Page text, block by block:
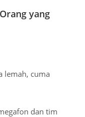
yang
lemah, cuma
dan tim